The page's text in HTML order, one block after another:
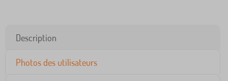
Description
Photos des utilisateurs